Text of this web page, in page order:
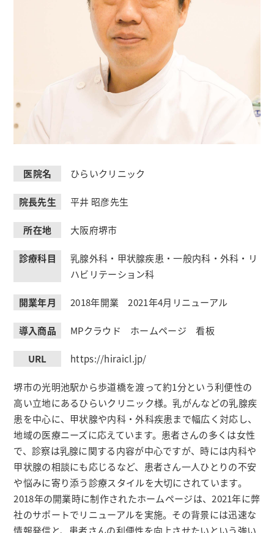
医院名 ひらいクリニック
院長先生 平井 昭彦先生
所在地 大阪府堺市
診療科目
乳腺外科・甲状腺疾患・一般内科・外科・リ
ハビリテーション科
開業年月 2018年開業 2021年4月リニューアル
導入商品 MPクラウド ホームページ 看板
URL https://hiraicl.jp/
堺市の光明池駅から歩道橋を渡って約1分という利便性の
高い立地にあるひらいクリニック様。乳がんなどの乳腺疾
患を中心に、甲状腺や内科・外科疾患まで幅広く対応し、
地域の医療ニーズに応えています。患者さんの多くは女性
で、診察は乳腺に関する内容が中心ですが、時には内科や
甲状腺の相談にも応じるなど、患者さん一人ひとりの不安
や悩みに寄り添う診療スタイルを大切にされています。
2018年の開業時に制作されたホームページは、2021年に弊
社のサポートでリニューアルを実施。その背景には迅速な
情報発信と、患者さんの利便性を向上させたいという強い